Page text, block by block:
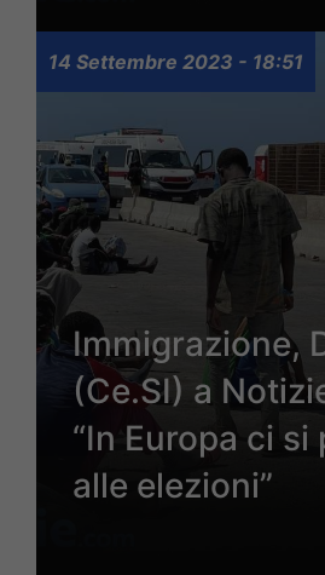
14 Settembre 2023 - 18:51
Immigrazione,
(Ce.SI) a
“In Europa ci si
alle elezioni”